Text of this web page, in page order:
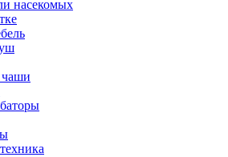
насекомых
чаши